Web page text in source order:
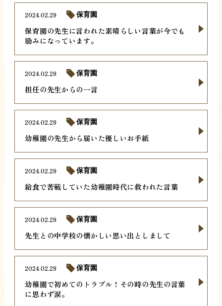
保育園の先生に言われた素晴らしい言葉が今でも
励みになっています。
2024.02.29 保育園
担任の先生からの一言
2024.02.29 保育園
幼稚園の先生から届いた優しいお手紙
2024.02.29 保育園
給食で苦戦していた幼稚園時代に救われた言葉
2024.02.29 保育園
先生との中学校の懐かしい思い出としまして
2024.02.29 保育園
幼稚園で初めてのトラブル！その時の先生の言葉
に思わず涙。
2024.02.29 保育園